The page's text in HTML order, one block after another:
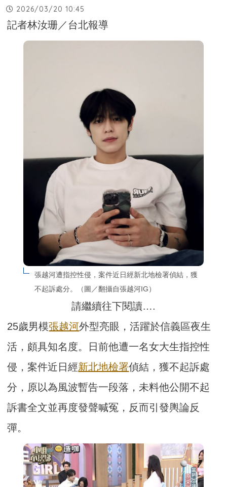
2026/03/20 10:45
記者林汝珊／台北報導
張越河遭指控性侵，案件近日經新北地檢署偵結，獲
不起訴處分。（圖／翻攝自張越河IG）
請繼續往下閱讀….
25歲男模張越河外型亮眼，活躍於信義區夜生
活，頗具知名度。日前他遭一名女大生指控性
侵，案件近日經新北地檢署偵結，獲不起訴處
分，原以為風波暫告一段落，未料他公開不起
訴書全文並再度發聲喊冤，反而引發輿論反
彈。